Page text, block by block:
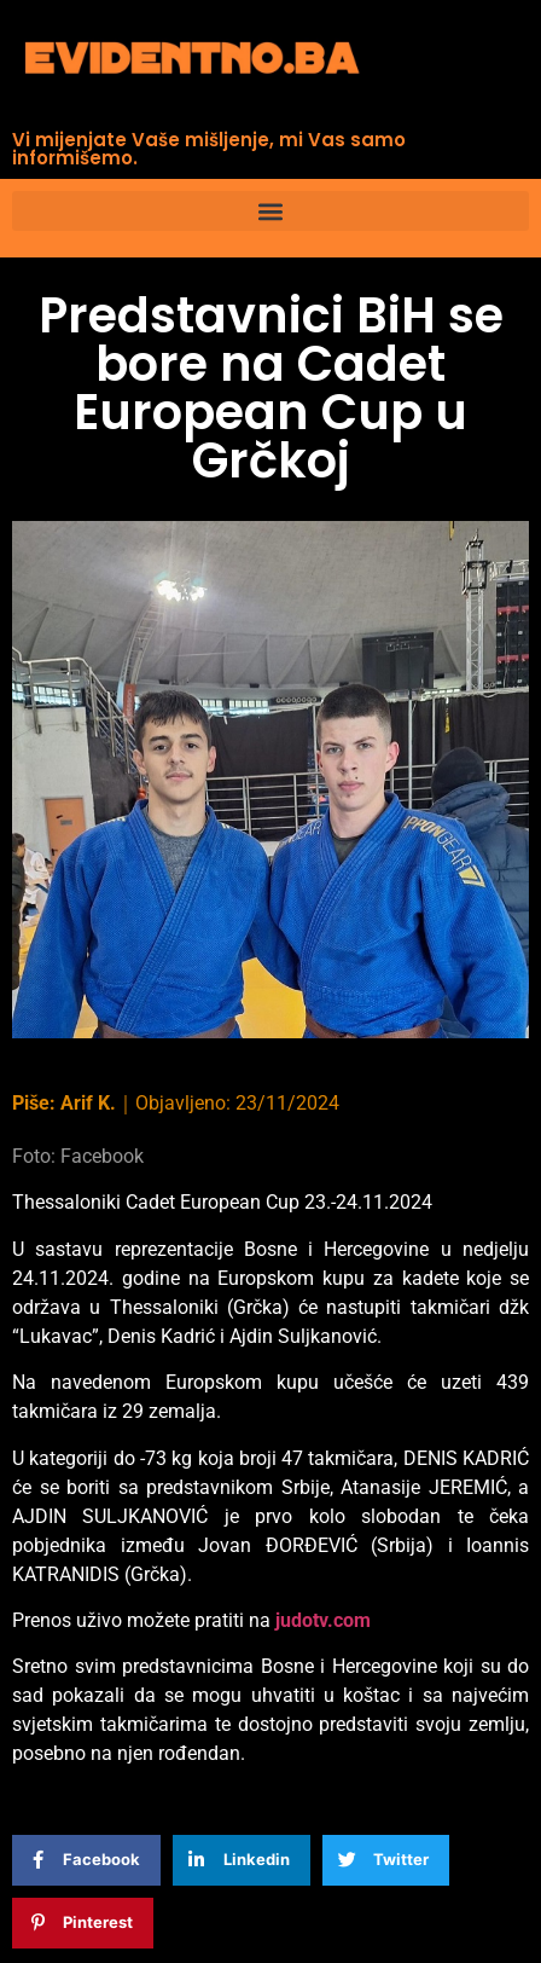
Vi mijenjate Vaše mišljenje, mi Vas samo
informišemo.
Predstavnici BiH se
bore na Cadet
European Cup u
Grčkoj
Piše: Arif K. ｜ Objavljeno: 23/11/2024
Foto: Facebook
Thessaloniki Cadet European Cup 23.-24.11.2024
U sastavu reprezentacije Bosne i Hercegovine u nedjelju
24.11.2024. godine na Europskom kupu za kadete koje se
održava u Thessaloniki (Grčka) će nastupiti takmičari džk
“Lukavac”, Denis Kadrić i Ajdin Suljkanović.
Na navedenom Europskom kupu učešće će uzeti 439
takmičara iz 29 zemalja.
U kategoriji do -73 kg koja broji 47 takmičara, DENIS KADRIĆ
će se boriti sa predstavnikom Srbije, Atanasije JEREMIĆ, a
AJDIN SULJKANOVIĆ je prvo kolo slobodan te čeka
pobjednika između Jovan ĐORĐEVIĆ (Srbija) i Ioannis
KATRANIDIS (Grčka).
Prenos uživo možete pratiti na judotv.com
Sretno svim predstavnicima Bosne i Hercegovine koji su do
sad pokazali da se mogu uhvatiti u koštac i sa najvećim
svjetskim takmičarima te dostojno predstaviti svoju zemlju,
posebno na njen rođendan.
Facebook Linkedin Twitter
Pinterest